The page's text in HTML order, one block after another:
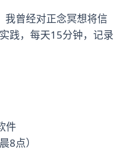
我曾经对正念冥想将信
践，每天15分钟，记录
件
8点）